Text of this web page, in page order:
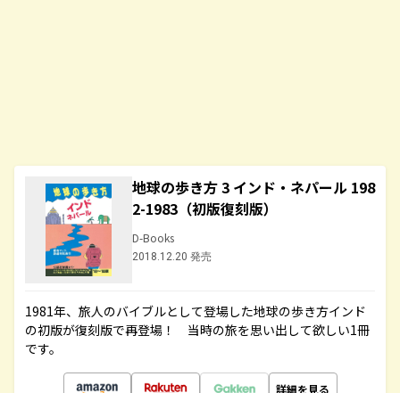
地球の歩き方 3 インド・ネパール 198
2-1983（初版復刻版）
D-Books
2018.12.20 発売
1981年、旅人のバイブルとして登場した地球の歩き方インド
の初版が復刻版で再登場！ 当時の旅を思い出して欲しい1冊
です。
詳細を見る